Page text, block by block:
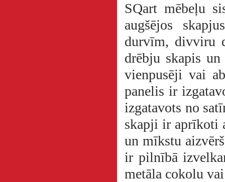
SQart mēbeļu
augšējos
durvīm, divviru
drēbju skapis
vienpusēji vai
panelis ir
izgatavots no
skapji ir aprīkoti
un mīkstu
ir pilnībā
metāla cokolu